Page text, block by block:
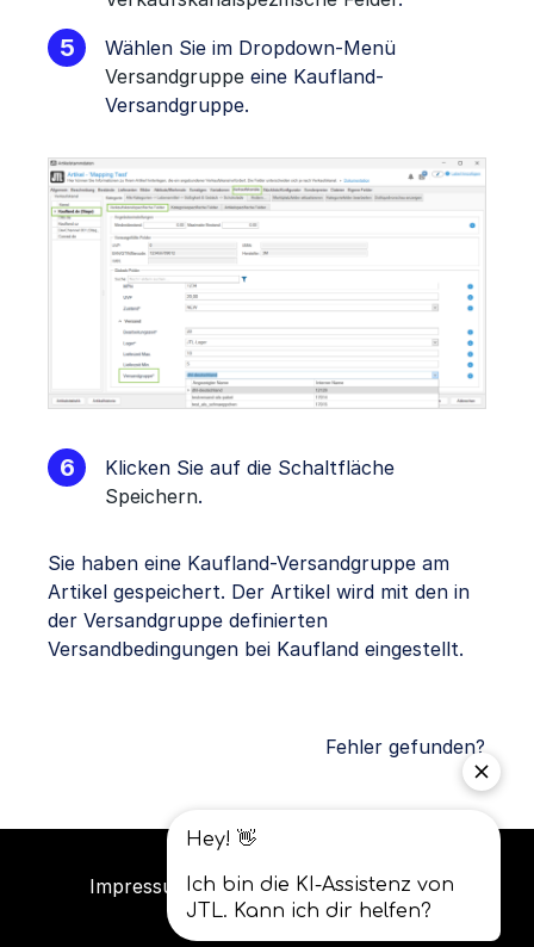
Wählen Sie im Dropdown-Menü
Versandgruppe eine Kaufland-
Versandgruppe.
Klicken Sie auf die Schaltfläche
Speichern.
Sie haben eine Kaufland-Versandgruppe am
Artikel gespeichert. Der Artikel wird mit den in
der Versandgruppe definierten
Versandbedingungen bei Kaufland eingestellt.
Fehler gefunden?
Impressum Datenschutz AGB